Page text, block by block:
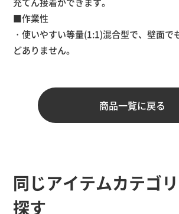
■作業性
・使いやすい等量(1:1)混合型で、壁面で
どありません。
エポキシ樹脂
主剤500kg/硬化剤500g(混合用ヘラ、プ
色調
商品一覧に戻る
同じアイテムカテゴ
探す